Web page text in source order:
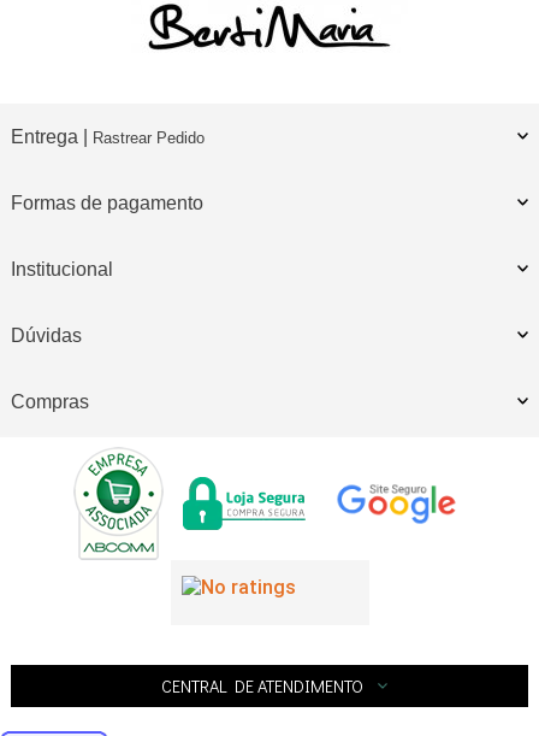
Entrega | Rastrear Pedido
Formas de pagamento
Institucional
Dúvidas
Compras
CENTRAL DE ATENDIMENTO